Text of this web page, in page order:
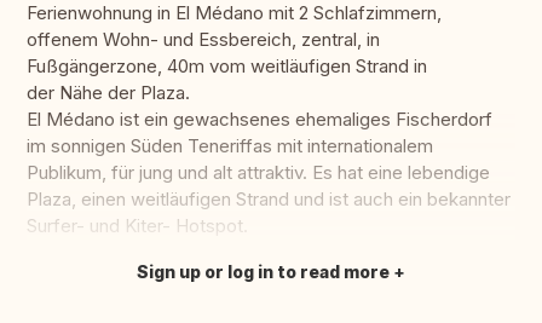
Ferienwohnung in El Médano mit 2 Schlafzimmern,
offenem Wohn- und Essbereich, zentral, in
Fußgängerzone, 40m vom weitläufigen Strand in
der Nähe der Plaza.
El Médano ist ein gewachsenes ehemaliges Fischerdorf
im sonnigen Süden Teneriffas mit internationalem
Publikum, für jung und alt attraktiv. Es hat eine lebendige
Plaza, einen weitläufigen Strand und ist auch ein bekannter
Surfer- und Kiter- Hotspot.
Translate this
Sign up or log in to read more